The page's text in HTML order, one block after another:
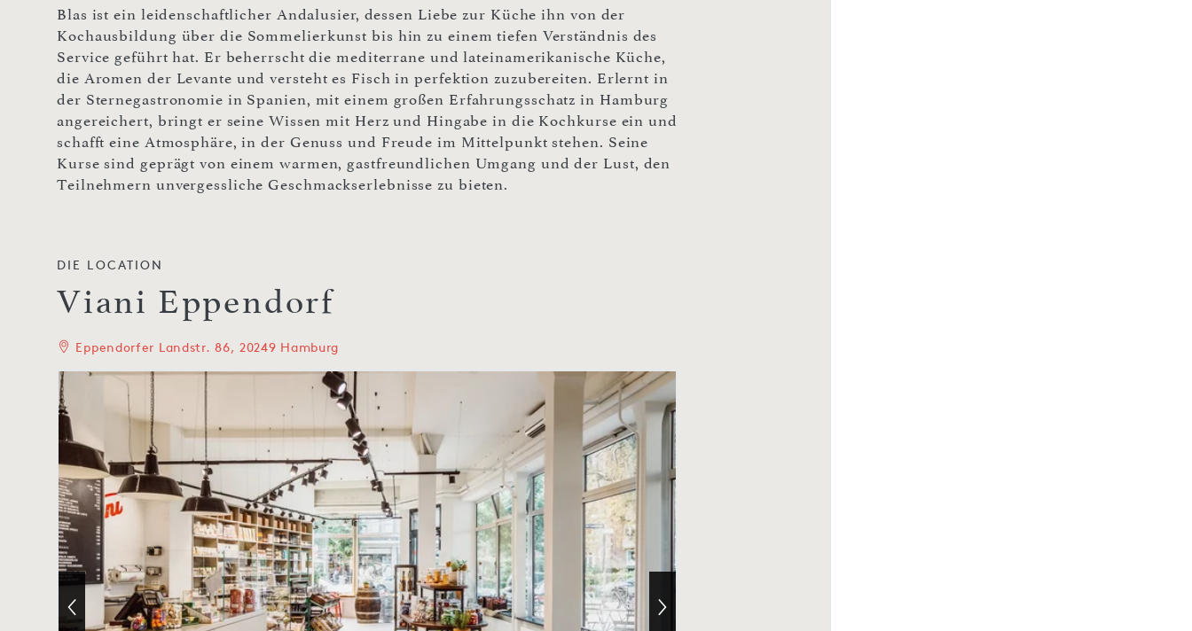
Blas ist ein leidenschaftlicher Andalusier, dessen Liebe zur Küche ihn von der
Kochausbildung über die Sommelierkunst bis hin zu einem tiefen Verständnis des
Service geführt hat. Er beherrscht die mediterrane und lateinamerikanische Küche,
die Aromen der Levante und versteht es Fisch in perfektion zuzubereiten. Erlernt in
der Sternegastronomie in Spanien, mit einem großen Erfahrungsschatz in Hamburg
angereichert, bringt er seine Wissen mit Herz und Hingabe in die Kochkurse ein und
schafft eine Atmosphäre, in der Genuss und Freude im Mittelpunkt stehen. Seine
Kurse sind geprägt von einem warmen, gastfreundlichen Umgang und der Lust, den
Teilnehmern unvergessliche Geschmackserlebnisse zu bieten.
DIE LOCATION
Viani Eppendorf
Eppendorfer Landstr. 86, 20249 Hamburg